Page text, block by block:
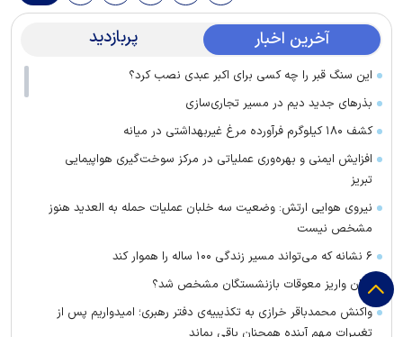
آخرین اخبار پربازدید
این سنگ قبر را چه کسی برای اکبر عبدی نصب کرد؟
بذرهای جدید دیم در مسیر تجاری‌سازی
کشف ۱۸۰ کیلوگرم فرآورده‌ مرغ غیربهداشتی در میانه
افزایش ایمنی و بهره‌وری عملیاتی در مرکز سوخت‌گیری هواپیمایی
تبریز
نیروی هوایی ارتش: وضعیت سه خلبان عملیات حمله به العدید هنوز
مشخص نیست
۶ نشانه که می‌تواند مسیر زندگی ۱۰۰ ساله را هموار کند
زمان واریز معوقات بازنشستگان مشخص شد؟
واکنش محمدباقر خرازی به تکذیبیه‌ی دفتر رهبری؛ امیدواریم پس از
تغییرات مهم آینده همچنان باقی بماند